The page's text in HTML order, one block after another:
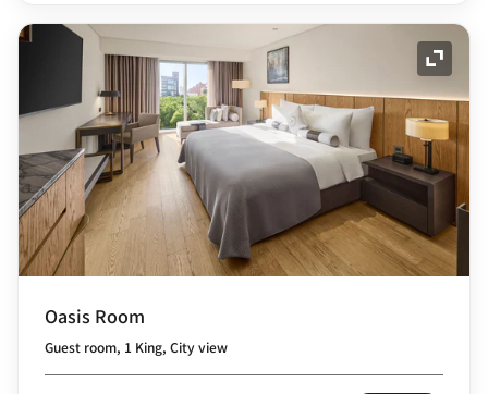
展开
Oasis Room
Guest room, 1 King, City view